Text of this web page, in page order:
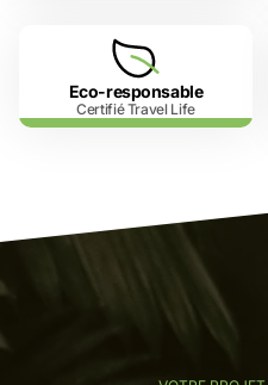
Eco-responsable
Certifié Travel Life